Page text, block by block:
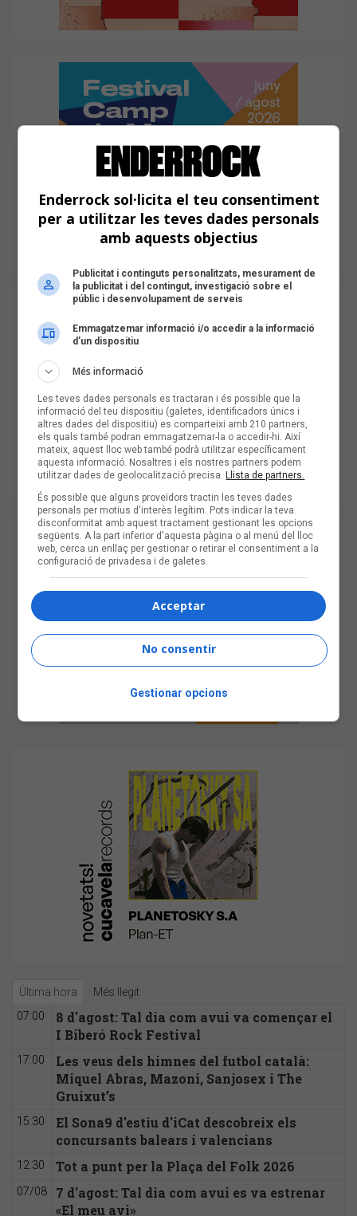
Última hora Més llegit
07:00
8 d'agost: Tal dia com avui va començar el
I Biberó Rock Festival
17:00
Les veus dels himnes del futbol català:
Miquel Abras, Mazoni, Sanjosex i The
Gruixut’s
15:30
El Sona9 d'estiu d'iCat descobreix els
concursants balears i valencians
12:30 Tot a punt per la Plaça del Folk 2026
07/08
7 d'agost: Tal dia com avui es va estrenar
«El meu avi»
Enderrock sol·licita el teu consentiment
per a utilitzar les teves dades personals
amb aquests objectius
Publicitat i continguts personalitzats, mesurament de
la publicitat i del contingut, investigació sobre el
públic i desenvolupament de serveis
Emmagatzemar informació i/o accedir a la informació
d’un dispositiu
Més informació
Les teves dades personals es tractaran i és possible que la
informació del teu dispositiu (galetes, identificadors únics i
altres dades del dispositiu) es comparteixi amb 210 partners,
els quals també podran emmagatzemar-la o accedir-hi. Així
mateix, aquest lloc web també podrà utilitzar específicament
aquesta informació. Nosaltres i els nostres partners podem
utilitzar dades de geolocalització precisa. Llista de partners.
És possible que alguns proveïdors tractin les teves dades
personals per motius d'interès legítim. Pots indicar la teva
disconformitat amb aquest tractament gestionant les opcions
següents. A la part inferior d'aquesta pàgina o al menú del lloc
web, cerca un enllaç per gestionar o retirar el consentiment a la
configuració de privadesa i de galetes.
Acceptar
No consentir
Gestionar opcions